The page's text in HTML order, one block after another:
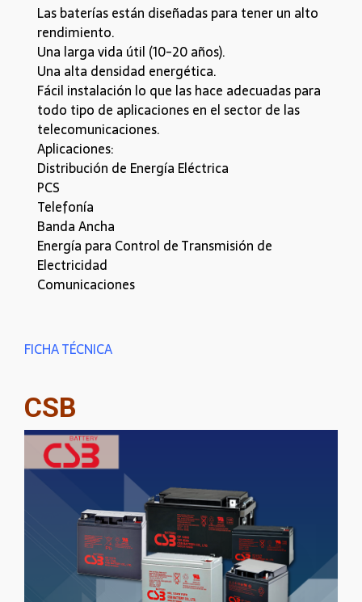
Las baterías están diseñadas para tener un alto
rendimiento.
Una larga vida útil (10-20 años).
Una alta densidad energética.
Fácil instalación lo que las hace adecuadas para
todo tipo de aplicaciones en el sector de las
telecomunicaciones.
Aplicaciones:
Distribución de Energía Eléctrica
PCS
Telefonía
Banda Ancha
Energía para Control de Transmisión de
Electricidad
Comunicaciones
FICHA TÉCNICA
CSB